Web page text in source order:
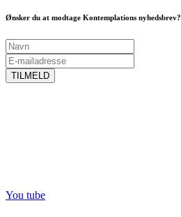
Ønsker du at modtage Kontemplations nyhedsbrev?
You tube